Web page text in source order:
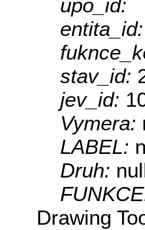
upo_id:
entita_id:
stav_id:
jev_id:
Vymera:
LABEL:
Druh:
Drawing